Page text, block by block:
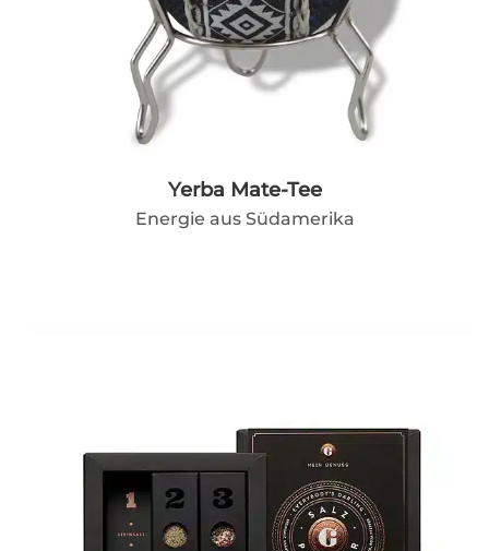
Yerba Mate-Tee
Energie aus Südamerika